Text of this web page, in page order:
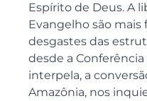
Espírito de Deus. A
Evangelho são mais
desgastes das
desde a
interpela, a
Amazônia, nos